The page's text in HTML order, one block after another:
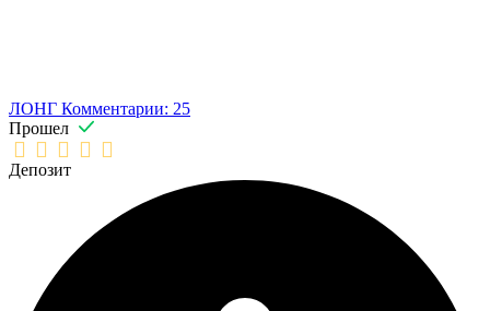
ЛОНГ Комментарии: 25
Прошел
Депозит